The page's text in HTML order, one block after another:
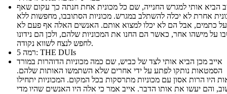
הביא אותי למגרש החנייה, שם כל מכונית אחת חנתה כך עקום שאף
אחרת לא יכלה להשתלב במגרש. מכוניות הסתובבו, מחפשות ללא
כתמים, אבל הם לא יכלו למצוא אותם. האנשים האלה אף פעם לא
על מישהו אחר, כאשר הם החנו את המכוניות שלהם, ולכן הם נידונו
לחפש לנצח לשווא נקודה.
רמה 5: THE DUIs
אייב מכן הביא אותי לצד של כביש, שם כמה מכוניות הדוהרות במורד
הסמטאות נותקו לפתע על ידי אחרים שלא השתמשו האותות שלהם.
היו הרות אסון עם מכוניות מתרסקות בכל המקום. המכוניות יתחילו
שוב, והם יעשו את אותו הדבר. אייב אמר כי אלה היו האנשים שהיו מדי